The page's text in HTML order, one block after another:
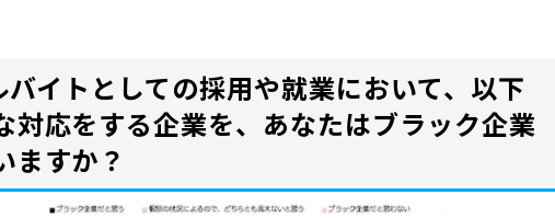
イトとしての採用や就業において、以下
対応をする企業を、あなたはブラック企業
ますか？